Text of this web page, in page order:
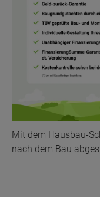
Mit dem Hausbau-
nach dem Bau